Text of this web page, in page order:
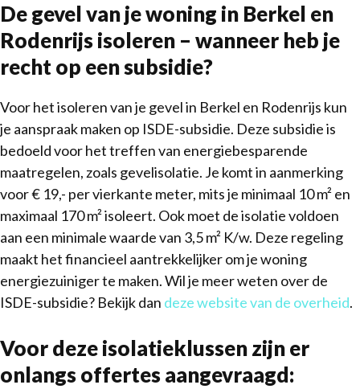
De gevel van je woning in Berkel en
Rodenrijs isoleren – wanneer heb je
recht op een subsidie?
Voor het isoleren van je gevel in Berkel en Rodenrijs kun
je aanspraak maken op ISDE-subsidie. Deze subsidie is
bedoeld voor het treffen van energiebesparende
maatregelen, zoals gevelisolatie. Je komt in aanmerking
voor € 19,- per vierkante meter, mits je minimaal 10 m² en
maximaal 170 m² isoleert. Ook moet de isolatie voldoen
aan een minimale waarde van 3,5 m² K/w. Deze regeling
maakt het financieel aantrekkelijker om je woning
energiezuiniger te maken. Wil je meer weten over de
ISDE-subsidie? Bekijk dan deze website van de overheid.
Voor deze isolatieklussen zijn er
onlangs offertes aangevraagd: